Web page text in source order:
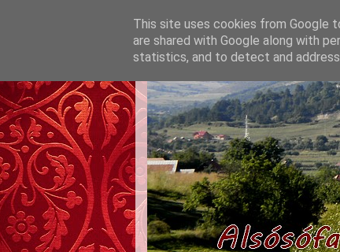
This site uses cookies from Google
are shared with Google along with
statistics, and to detect and address